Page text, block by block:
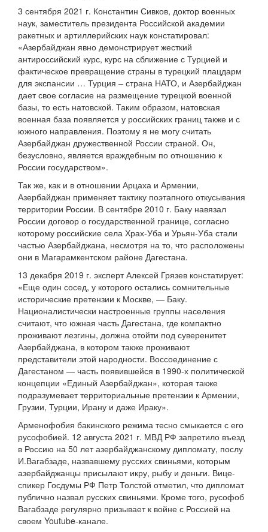
3 сентября 2021 г. Константин Сивков, доктор военных
наук, заместитель президента Российской академии
ракетных и артиллерийских наук констатировал:
«Азербайджан явно демонстрирует жесткий
антироссийский курс, курс на сближение с Турцией и
фактическое превращение страны в турецкий плацдарм
для экспансии … Турция – страна НАТО, и Азербайджан
дает свое согласие на размещение турецкой военной
базы, то есть натовской. Таким образом, натовская
военная база появляется у российских границ также и с
южного направления. Поэтому я не могу считать
Азербайджан дружественной России страной. Он,
безусловно, является враждебным по отношению к
России государством».
Так же, как и в отношении Арцаха и Армении,
Азербайджан применяет тактику поэтапного откусывания
территории России. В сентябре 2010 г. Баку навязал
России договор о государственной границе, согласно
которому российские села Храх-Уба и Урьян-Уба стали
частью Азербайджана, несмотря на то, что расположены
они в Магарамкентском районе Дагестана.
13 декабря 2019 г. эксперт Алексей Грязев констатирует:
«Еще один сосед, у которого остались сомнительные
исторические претензии к Москве, — Баку.
Националистически настроенные группы населения
считают, что южная часть Дагестана, где компактно
проживают лезгины, должна отойти под суверенитет
Азербайджана, в котором также проживают
представители этой народности. Воссоединение с
Дагестаном — часть появившейся в 1990-х политической
концепции «Единый Азербайджан», которая также
подразумевает территориальные претензии к Армении,
Грузии, Турции, Ирану и даже Ираку».
Арменофобия бакинского режима тесно смыкается с его
русофобией. 12 августа 2021 г. МВД РФ запретило въезд
в Россию на 50 лет азербайджанскому дипломату, послу
И.Вагабзаде, назвавшему русских свиньями, которым
азербайджанцы присылают икру, рыбу и деньги. Вице-
спикер Госдумы РФ Петр Толстой отметил, что дипломат
публично назвал русских свиньями. Кроме того, русофоб
Вагабзаде регулярно призывает к войне с Россией на
своем Youtube-канале.